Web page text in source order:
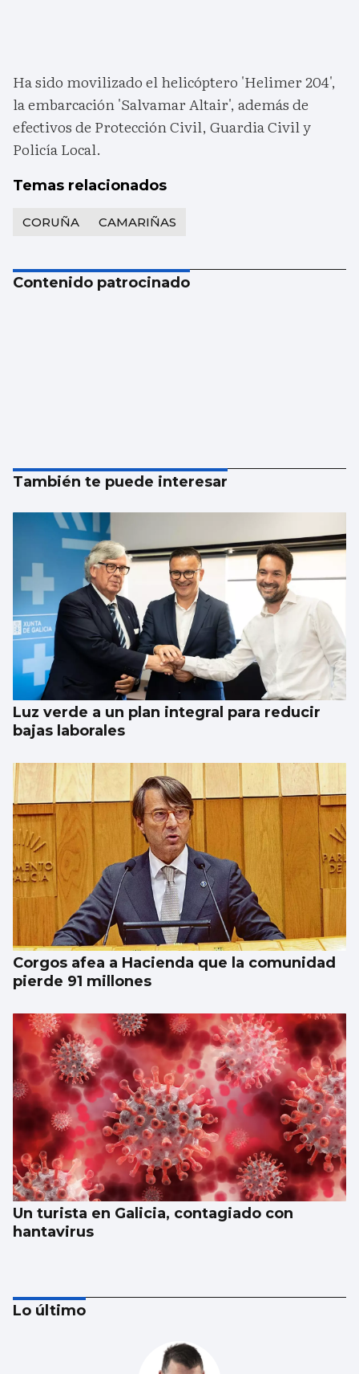
Ha sido movilizado el helicóptero 'Helimer 204',
la embarcación 'Salvamar Altair', además de
efectivos de Protección Civil, Guardia Civil y
Policía Local.
Temas relacionados
CORUÑA CAMARIÑAS
Contenido patrocinado
También te puede interesar
Luz verde a un plan integral para reducir
bajas laborales
Corgos afea a Hacienda que la comunidad
pierde 91 millones
Un turista en Galicia, contagiado con
hantavirus
Lo último